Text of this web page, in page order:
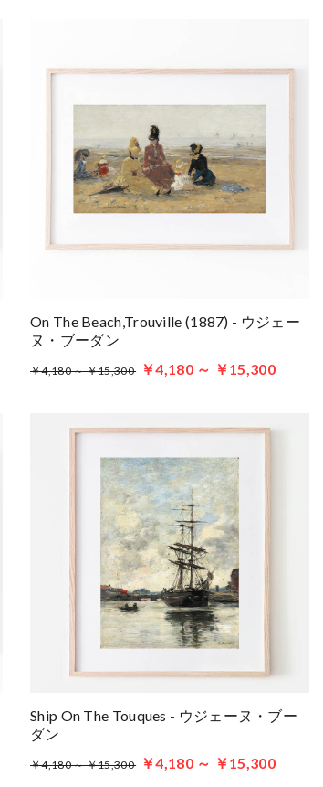
On The Beach,Trouville (1887) - ウジェー
ヌ・ブーダン
￥4,180 ～ ￥15,300 ￥4,180 ～ ￥15,300
Ship On The Touques - ウジェーヌ・ブー
ダン
￥4,180 ～ ￥15,300 ￥4,180 ～ ￥15,300